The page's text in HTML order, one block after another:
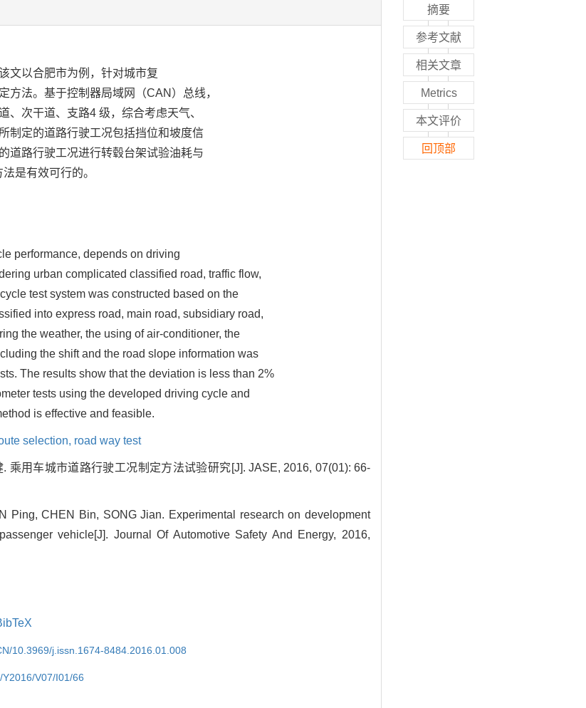
文以合肥市为例，针对城市复
方法。基于控制器局域网（CAN）总线，
次干道、支路4 级，综合考虑天气、
制定的道路行驶工况包括挡位和坡度信
道路行驶工况进行转毂台架试验油耗与
是有效可行的。
performance, depends on driving
urban complicated classified road, traffic flow,
test system was constructed based on the
into express road, main road, subsidiary road,
the weather, the using of air-conditioner, the
the shift and the road slope information was
The results show that the deviation is less than 2%
tests using the developed driving cycle and
is effective and feasible.
selection, road way test
乘用车城市道路行驶工况制定方法试验研究[J]. JASE, 2016, 07(01): 66-
Ping, CHEN Bin, SONG Jian. Experimental research on development
vehicle[J]. Journal Of Automotive Safety And Energy, 2016,
10.3969/j.issn.1674-8484.2016.01.008
V07/I01/66
摘要
参考文献
相关文章
Metrics
本文评价
回顶部